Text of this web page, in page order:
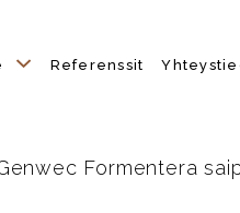
Referenssit
Formentera